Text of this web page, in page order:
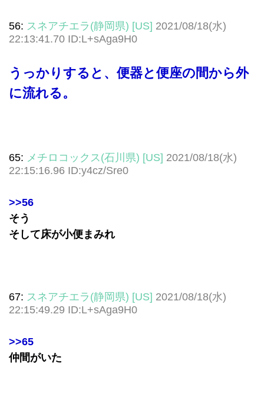
56: スネアチエラ(静岡県) [US] 2021/08/18(水)
22:13:41.70 ID:L+sAga9H0
うっかりすると、便器と便座の間から外
に流れる。
65: メチロコックス(石川県) [US] 2021/08/18(水)
22:15:16.96 ID:y4cz/Sre0
>>56
そう
そして床が小便まみれ
67: スネアチエラ(静岡県) [US] 2021/08/18(水)
22:15:49.29 ID:L+sAga9H0
>>65
仲間がいた